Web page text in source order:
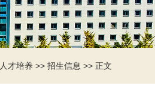
人才培养 >> 招生信息 >> 正文